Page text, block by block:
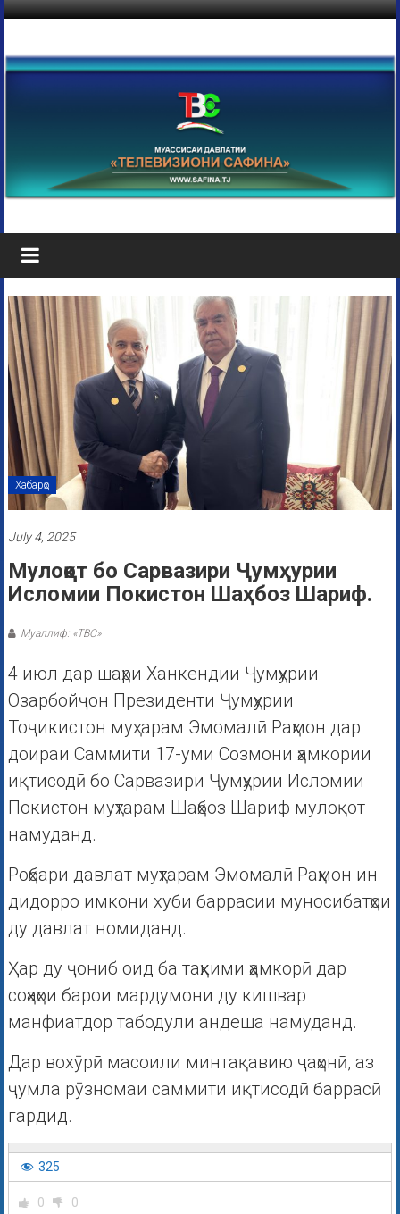
Хабарҳо
July 4, 2025
Мулоқот бо Сарвазири Ҷумҳурии
Исломии Покистон Шаҳбоз Шариф.
Муаллиф: «ТВС»
4 июл дар шаҳри Ханкендии Ҷумҳурии
Озарбойҷон Президенти Ҷумҳурии
Тоҷикистон муҳтарам Эмомалӣ Раҳмон дар
доираи Саммити 17-уми Созмони ҳамкории
иқтисодӣ бо Сарвазири Ҷумҳурии Исломии
Покистон муҳтарам Шаҳбоз Шариф мулоқот
намуданд.
Роҳбари давлат муҳтарам Эмомалӣ Раҳмон ин
дидорро имкони хуби баррасии муносибатҳои
ду давлат номиданд.
Ҳар ду ҷониб оид ба таҳкими ҳамкорӣ дар
соҳаҳои барои мардумони ду кишвар
манфиатдор табодули андеша намуданд.
Дар вохӯрӣ масоили минтақавию ҷаҳонӣ, аз
ҷумла рӯзномаи саммити иқтисодӣ баррасӣ
гардид.
325
0 0